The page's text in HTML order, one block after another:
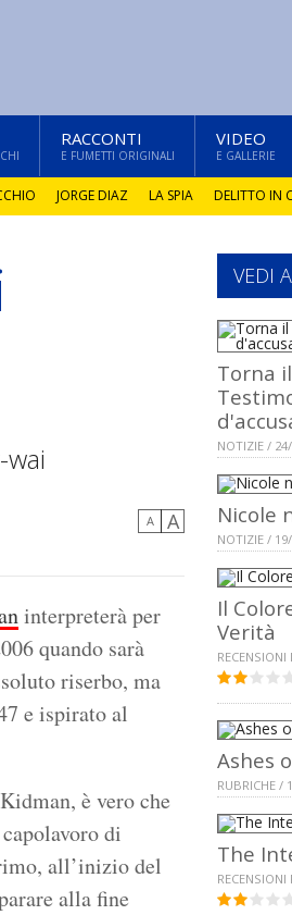
RACCONTI
E FUMETTI ORIGINALI
VIDEO
E GALLERIE
JORGE DIAZ LA SPIA DELITTO IN
A A
interpreterà per
quando sarà
riserbo, ma
e ispirato al
è vero che
di
all’inizio del
alla fine
VEDI
Torna il
NOTIZIE /
Nicole
NOTIZIE /
Il
Verità
Ashes
RUBRICHE /
The